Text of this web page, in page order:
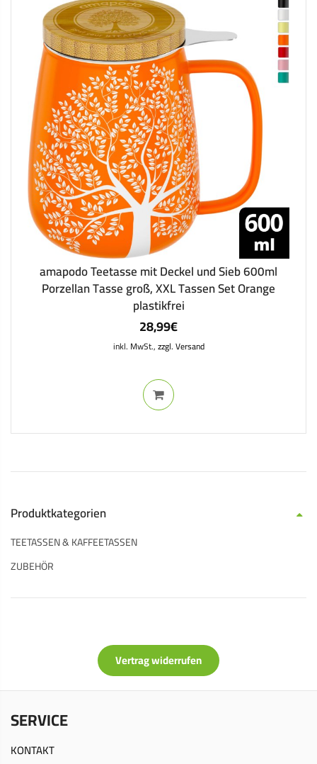
amapodo Teetasse mit Deckel und Sieb 600ml
Porzellan Tasse groß, XXL Tassen Set Orange
plastikfrei
28,99€
inkl. MwSt.,zzgl. Versand
Produktkategorien
TEETASSEN & KAFFEETASSEN
ZUBEHÖR
Vertrag widerrufen
SERVICE
KONTAKT